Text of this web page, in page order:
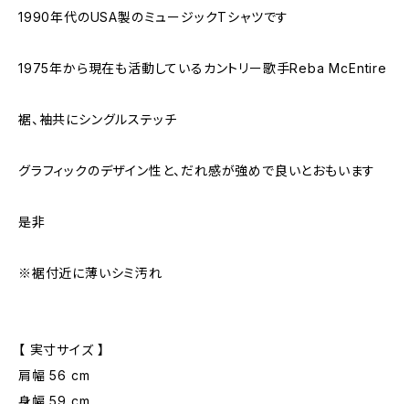
1990年代のUSA製のミュージックTシャツです
1975年から現在も活動しているカントリー歌手Reba McEntire
裾、袖共にシングルステッチ
グラフィックのデザイン性と、だれ感が強めで良いとおもいます
是非
※裾付近に薄いシミ汚れ
【 実寸サイズ 】
肩幅 56 cm
身幅 59 cm